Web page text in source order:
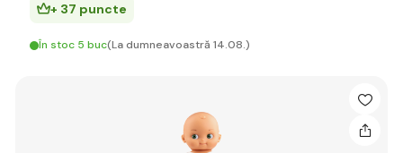
+ 37 puncte
În stoc 5 buc(La dumneavoastră 14.08.)